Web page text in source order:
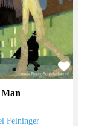
Feininger